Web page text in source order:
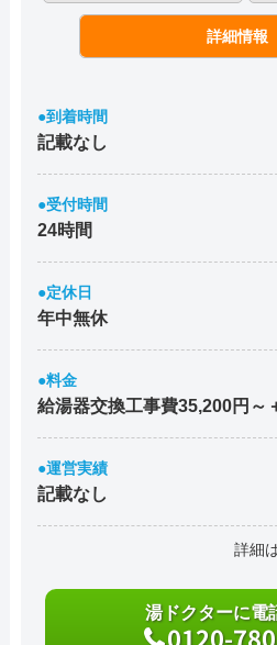
詳細情報
●到着時間
記載なし
●受付時間
24時間
●定休日
年中無休
●料金
給湯器交換工事費35,200円～
●運営実績
記載なし
詳細
湯ドクターに電
0120-